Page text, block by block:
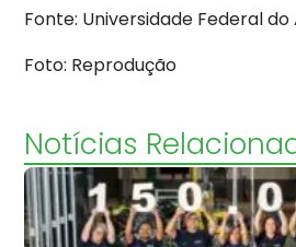
Fonte: Universidade Federal do
Foto: Reprodução
Notícias